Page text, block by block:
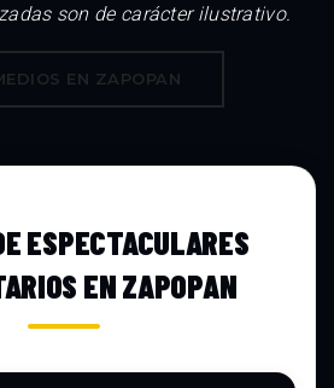
son de carácter ilustrativo.
EN ZAPOPAN
ESPECTACULARES
EN ZAPOPAN